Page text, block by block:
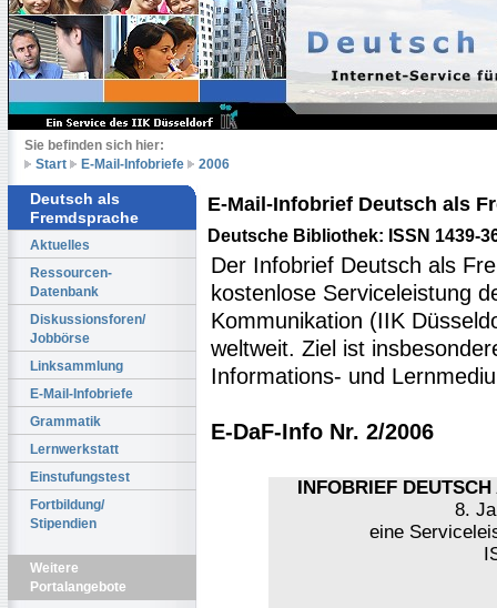
Sie befinden sich hier:
Start
E-Mail-Infobriefe 2006
Deutsch als
Fremdsprache
Aktuelles
Ressourcen-
Datenbank
Diskussionsforen/
Jobbörse
Linksammlung
E-Mail-Infobriefe
Grammatik
Lernwerkstatt
Einstufungstest
Fortbildung/
Stipendien
Weitere
Portalangebote
E-Mail-Infobrief Deutsch als
Deutsche Bibliothek: ISSN 1439-
Der Infobrief Deutsch als
kostenlose Serviceleistung
Kommunikation (IIK
weltweit. Ziel ist
Informations- und
E-DaF-Info Nr. 2/2006
INFOBRIEF
8.
eine